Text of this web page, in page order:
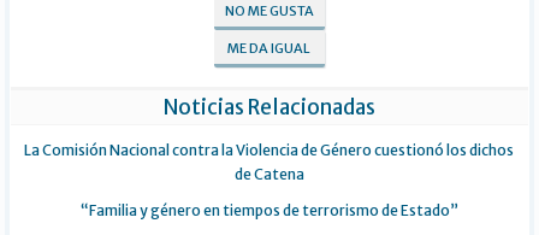
NO ME GUSTA
ME DA IGUAL
Noticias Relacionadas
La Comisión Nacional contra la Violencia de Género cuestionó los dichos
de Catena
“Familia y género en tiempos de terrorismo de Estado”